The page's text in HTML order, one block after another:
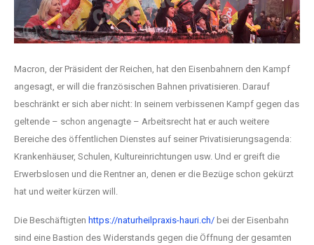
Macron, der Präsident der Reichen, hat den Eisenbahnern den Kampf
angesagt, er will die französischen Bahnen privatisieren. Darauf
beschränkt er sich aber nicht: In seinem verbissenen Kampf gegen das
geltende – schon angenagte – Arbeitsrecht hat er auch weitere
Bereiche des öffentlichen Dienstes auf seiner Privatisierungsagenda:
Krankenhäuser, Schulen, Kultureinrichtungen usw. Und er greift die
Erwerbslosen und die Rentner an, denen er die Bezüge schon gekürzt
hat und weiter kürzen will.
Die Beschäftigten https://naturheilpraxis-hauri.ch/ bei der Eisenbahn
sind eine Bastion des Widerstands gegen die Öffnung der gesamten